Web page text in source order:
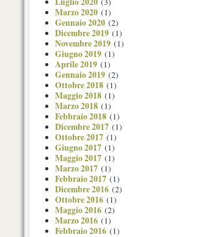
Marzo 2020 (1)
Gennaio 2020 (2)
Dicembre 2019 (1)
Novembre 2019 (1)
Giugno 2019 (1)
Aprile 2019 (1)
Gennaio 2019 (2)
Ottobre 2018 (1)
Maggio 2018 (1)
Marzo 2018 (1)
Febbraio 2018 (1)
Dicembre 2017 (1)
Ottobre 2017 (1)
Giugno 2017 (1)
Maggio 2017 (1)
Marzo 2017 (1)
Febbraio 2017 (1)
Dicembre 2016 (2)
Ottobre 2016 (1)
Maggio 2016 (2)
Marzo 2016 (1)
Febbraio 2016 (1)